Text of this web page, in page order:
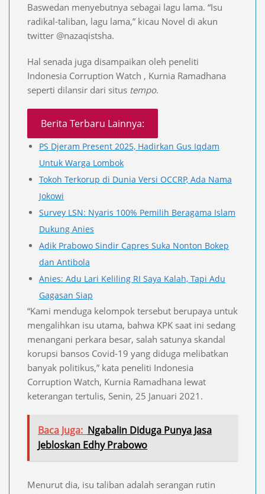
Baswedan menyebutnya sebagai lagu lama. “Isu
radikal-taliban, lagu lama,” kicau Novel di akun
twitter @nazaqistsha.
Hal senada juga disampaikan oleh peneliti
Indonesia Corruption Watch , Kurnia Ramadhana
seperti dilansir dari situs tempo.
Berita Terbaru Lainnya:
PS Djeram Present 2025, Hadirkan Gus Iqdam
Untuk Warga Lombok
Tokoh Terkorup di Dunia Versi OCCRP, Ada Nama
Jokowi
Survey LSN: Nyaris 100% Pemilih Beragama Islam
Dukung Anies
Adik Prabowo Sindir Capres Suka Nonton Bokep
dan Antibola
Anies: Adu Lari Keliling RI Saya Kalah, Tapi Adu
Gagasan Siap
“Kami menduga kelompok tersebut berupaya untuk
mengalihkan isu utama, bahwa KPK saat ini sedang
menangani perkara besar, salah satunya skandal
korupsi bansos Covid-19 yang diduga melibatkan
banyak politikus,” kata peneliti Indonesia
Corruption Watch, Kurnia Ramadhana lewat
keterangan tertulis, Senin, 25 Januari 2021.
Baca Juga: Ngabalin Diduga Punya Jasa
Jebloskan Edhy Prabowo
Menurut dia, isu taliban adalah serangan rutin